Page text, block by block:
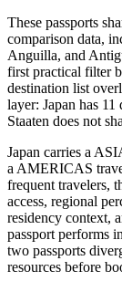
These passports
comparison data,
Anguilla, and
first practical filter
destination list
layer: Japan has
Staaten does not
Japan carries a
a AMERICAS
frequent travelers,
access, regional
residency context,
passport performs
two passports
resources before